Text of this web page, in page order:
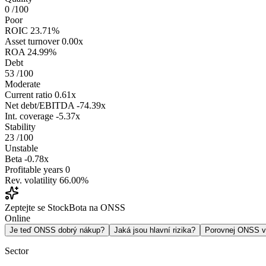
0 /100
Poor
ROIC 23.71%
Asset turnover 0.00x
ROA 24.99%
Debt
53 /100
Moderate
Current ratio 0.61x
Net debt/EBITDA -74.39x
Int. coverage -5.37x
Stability
23 /100
Unstable
Beta -0.78x
Profitable years 0
Rev. volatility 66.00%
Zeptejte se StockBota na ONSS
Online
Je teď ONSS dobrý nákup? Jaká jsou hlavní rizika? Porovnej ONSS
Sector